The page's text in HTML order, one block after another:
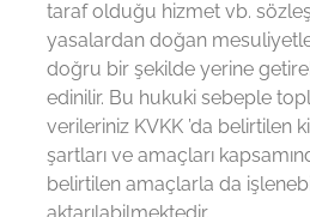
taraf olduğu hizmet vb.
yasalardan doğan
doğru bir şekilde yerine
edinilir. Bu hukuki sebeple
verileriniz KVKK ’da belirtilen
şartları ve amaçları
belirtilen amaçlarla da